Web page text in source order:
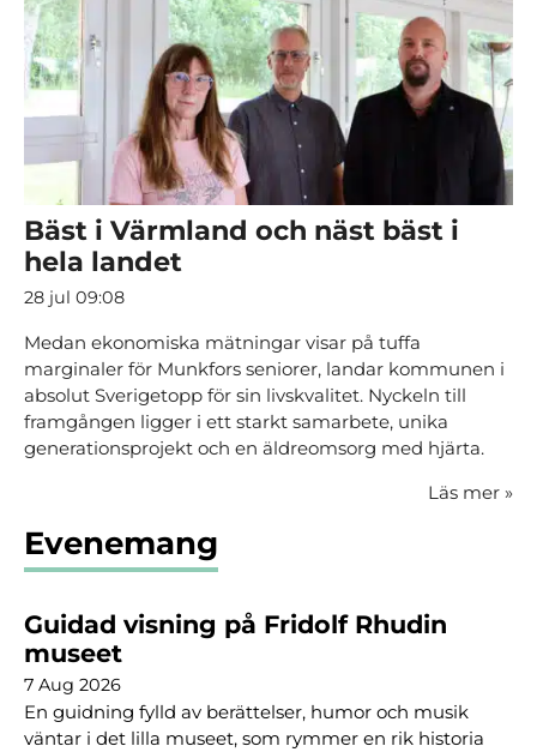
Bäst i Värmland och näst bäst i
hela landet
28 jul 09:08
Medan ekonomiska mätningar visar på tuffa
marginaler för Munkfors seniorer, landar kommunen i
absolut Sverigetopp för sin livskvalitet. Nyckeln till
framgången ligger i ett starkt samarbete, unika
generationsprojekt och en äldreomsorg med hjärta.
Läs mer »
Evenemang
Guidad visning på Fridolf Rhudin
museet
7 Aug 2026
En guidning fylld av berättelser, humor och musik
väntar i det lilla museet, som rymmer en rik historia